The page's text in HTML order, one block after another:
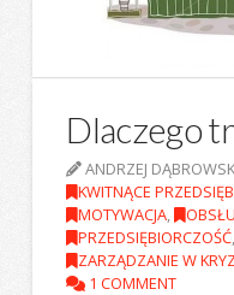
Dlaczego
ANDRZEJ
KWITNĄCE
MOTYWACJA,
PRZEDSIĘBIORCZOŚĆ
ZARZĄDZANIE W
1 COMMENT